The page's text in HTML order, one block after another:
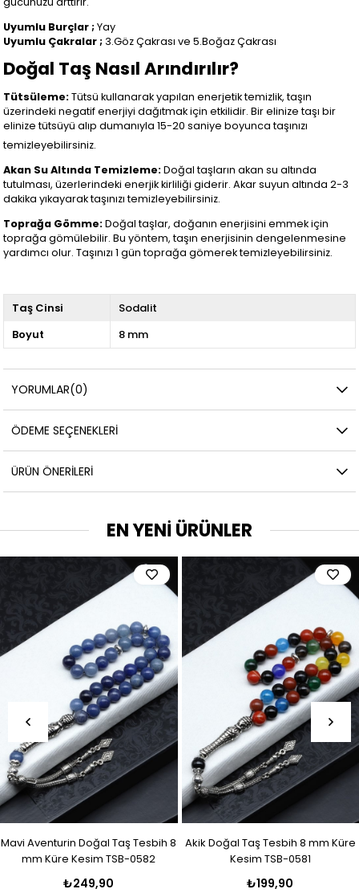
Uyumlu Burçlar ;Yay
Uyumlu Çakralar ; 3.Göz Çakrası ve 5.Boğaz Çakrası
Doğal Taş Nasıl Arındırılır?
Tütsüleme:Tütsü kullanarak yapılan enerjetik temizlik, taşın
üzerindeki negatif enerjiyi dağıtmak için etkilidir. Bir elinize taşı bir
elinize tütsüyü alıp dumanıyla 15-20 saniye boyunca taşınızı
temizleyebilirsiniz.
Akan Su Altında Temizleme:Doğal taşların akan su altında
tutulması, üzerlerindeki enerjik kirliliği giderir. Akar suyun altında 2-3
dakika yıkayarak taşınızı temizleyebilirsiniz.
Toprağa Gömme:Doğal taşlar, doğanın enerjisini emmek için
toprağa gömülebilir. Bu yöntem, taşın enerjisinin dengelenmesine
yardımcı olur. Taşınızı 1 gün toprağa gömerek temizleyebilirsiniz.
Taş Cinsi
Sodalit
Boyut
8 mm
YORUMLAR(0)
ÖDEME SEÇENEKLERI
ÜRÜN ÖNERILERI
EN YENİ ÜRÜNLER
Mavi Aventurin Doğal Taş Tesbih 8
mm Küre Kesim TSB-0582
₺249,90
Akik Doğal Taş Tesbih 8 mm Küre
Kesim TSB-0581
₺199,90